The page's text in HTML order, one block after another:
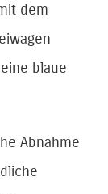
dem
blaue
Abnahme